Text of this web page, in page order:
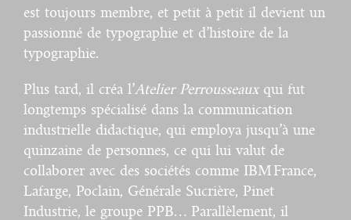
est toujours membre, et petit à petit il devient un
passionné de typographie et d’histoire de la
typographie.
Plus tard, il créa l’Atelier Perrousseauxqui fut
longtemps spécialisé dans la communication
industrielle didactique, qui employa jusqu’à une
quinzaine de personnes, ce qui lui valut de
collaborer avec des sociétés comme IBM France,
Lafarge, Poclain, Générale Sucrière, Pinet
Industrie, le groupe PPB… Parallèlement, il